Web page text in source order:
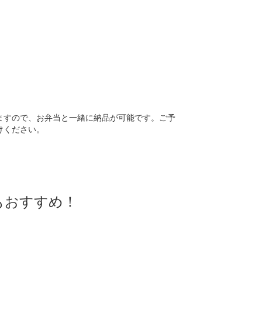
ので、お弁当と一緒に納品が可能です。ご予
ださい。
すすめ！